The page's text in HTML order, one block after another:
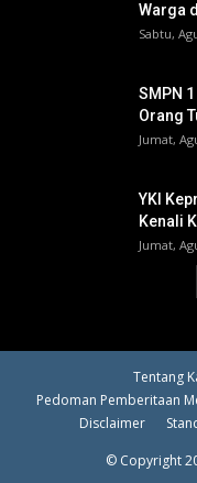
Warga
Sabtu,
SMPN
Orang
Jumat,
YKI
Kenali
Jumat,
Tentang
Pedoman Pemberitaan
Disclaimer
© Copyright